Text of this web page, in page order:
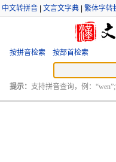
中文转拼音 文言文字典 繁体字转
按拼音检索 按部首检索
提示： 支持拼音查询，例：